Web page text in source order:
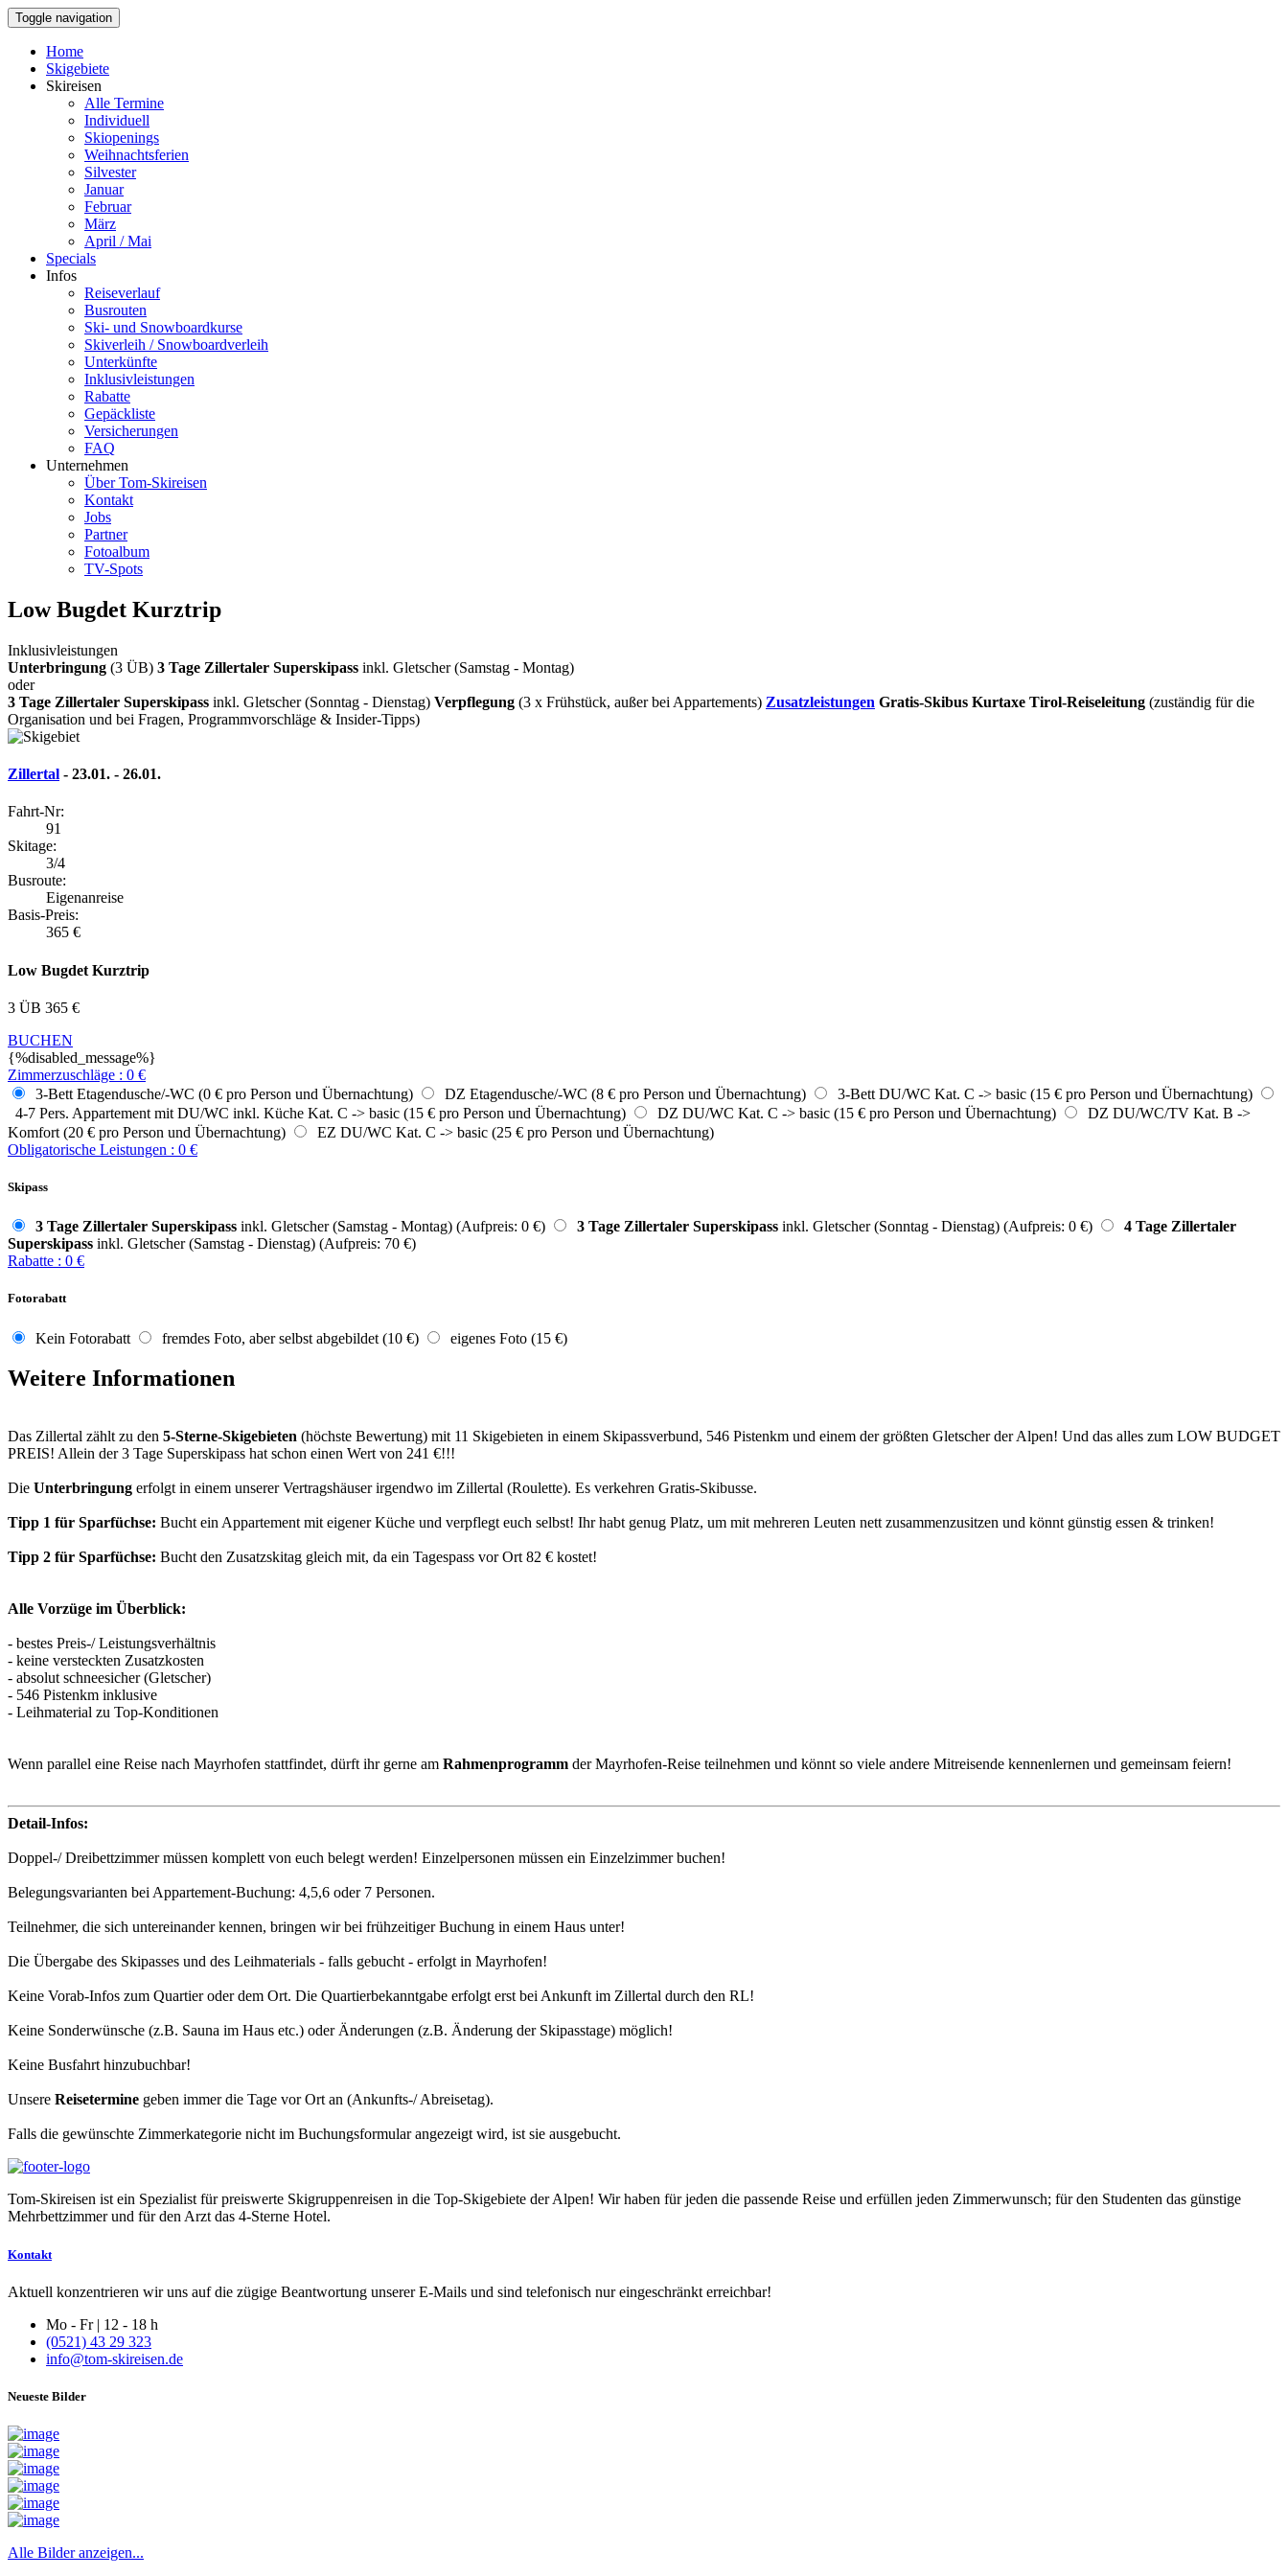
Toggle navigation
Home
Skigebiete
Skireisen
Alle Termine
Individuell
Skiopenings
Weihnachtsferien
Silvester
Januar
Februar
März
April / Mai
Specials
Infos
Reiseverlauf
Busrouten
Ski- und Snowboardkurse
Skiverleih / Snowboardverleih
Unterkünfte
Inklusivleistungen
Rabatte
Gepäckliste
Versicherungen
FAQ
Unternehmen
Über Tom-Skireisen
Kontakt
Jobs
Partner
Fotoalbum
TV-Spots
Low Bugdet Kurztrip
Inklusivleistungen
Unterbringung (3 ÜB) 3 Tage Zillertaler Superskipass inkl. Gletscher (Samstag - Montag)
oder
3 Tage Zillertaler Superskipass inkl. Gletscher (Sonntag - Dienstag) Verpflegung (3 x Frühstück, außer bei Appartements) Zusatzleistungen Gratis-Skibus Kurtaxe Tirol-Reiseleitung (zuständig für die
Organisation und bei Fragen, Programmvorschläge & Insider-Tipps)
Zillertal - 23.01. - 26.01.
Fahrt-Nr:
91
Skitage:
3/4
Busroute:
Eigenanreise
Basis-Preis:
365 €
Low Bugdet Kurztrip
3 ÜB 365 €
BUCHEN
{%disabled_message%}
Zimmerzuschläge : 0 €
3-Bett Etagendusche/-WC (0 € pro Person und Übernachtung)
DZ Etagendusche/-WC (8 € pro Person und Übernachtung)
3-Bett DU/WC Kat. C -> basic (15 € pro Person und Übernachtung)
4-7 Pers. Appartement mit DU/WC inkl. Küche Kat. C -> basic (15 € pro Person und Übernachtung)
DZ DU/WC Kat. C -> basic (15 € pro Person und Übernachtung)
DZ DU/WC/TV Kat. B ->
Komfort (20 € pro Person und Übernachtung)
EZ DU/WC Kat. C -> basic (25 € pro Person und Übernachtung)
Obligatorische Leistungen : 0 €
Skipass
3 Tage Zillertaler Superskipass inkl. Gletscher (Samstag - Montag) (Aufpreis: 0 €) 3 Tage Zillertaler Superskipass inkl. Gletscher (Sonntag - Dienstag) (Aufpreis: 0 €)
4 Tage Zillertaler
Superskipass inkl. Gletscher (Samstag - Dienstag) (Aufpreis: 70 €)
Rabatte : 0 €
Fotorabatt
Kein Fotorabatt fremdes Foto, aber selbst abgebildet (10 €) eigenes Foto (15 €)
Weitere Informationen
Das Zillertal zählt zu den 5-Sterne-Skigebieten (höchste Bewertung) mit 11 Skigebieten in einem Skipassverbund, 546 Pistenkm und einem der größten Gletscher der Alpen! Und das alles zum LOW BUDGET
PREIS! Allein der 3 Tage Superskipass hat schon einen Wert von 241 €!!!
Die Unterbringung erfolgt in einem unserer Vertragshäuser irgendwo im Zillertal (Roulette). Es verkehren Gratis-Skibusse.
Tipp 1 für Sparfüchse: Bucht ein Appartement mit eigener Küche und verpflegt euch selbst! Ihr habt genug Platz, um mit mehreren Leuten nett zusammenzusitzen und könnt günstig essen & trinken!
Tipp 2 für Sparfüchse: Bucht den Zusatzskitag gleich mit, da ein Tagespass vor Ort 82 € kostet!
Alle Vorzüge im Überblick:
- bestes Preis-/ Leistungsverhältnis
- keine versteckten Zusatzkosten
- absolut schneesicher (Gletscher)
- 546 Pistenkm inklusive
- Leihmaterial zu Top-Konditionen
Wenn parallel eine Reise nach Mayrhofen stattfindet, dürft ihr gerne am Rahmenprogramm der Mayrhofen-Reise teilnehmen und könnt so viele andere Mitreisende kennenlernen und gemeinsam feiern!
Detail-Infos:
Doppel-/ Dreibettzimmer müssen komplett von euch belegt werden! Einzelpersonen müssen ein Einzelzimmer buchen!
Belegungsvarianten bei Appartement-Buchung: 4,5,6 oder 7 Personen.
Teilnehmer, die sich untereinander kennen, bringen wir bei frühzeitiger Buchung in einem Haus unter!
Die Übergabe des Skipasses und des Leihmaterials - falls gebucht - erfolgt in Mayrhofen!
Keine Vorab-Infos zum Quartier oder dem Ort. Die Quartierbekanntgabe erfolgt erst bei Ankunft im Zillertal durch den RL!
Keine Sonderwünsche (z.B. Sauna im Haus etc.) oder Änderungen (z.B. Änderung der Skipasstage) möglich!
Keine Busfahrt hinzubuchbar!
Unsere Reisetermine geben immer die Tage vor Ort an (Ankunfts-/ Abreisetag).
Falls die gewünschte Zimmerkategorie nicht im Buchungsformular angezeigt wird, ist sie ausgebucht.
Tom-Skireisen ist ein Spezialist für preiswerte Skigruppenreisen in die Top-Skigebiete der Alpen! Wir haben für jeden die passende Reise und erfüllen jeden Zimmerwunsch; für den Studenten das günstige
Mehrbettzimmer und für den Arzt das 4-Sterne Hotel.
Kontakt
Aktuell konzentrieren wir uns auf die zügige Beantwortung unserer E-Mails und sind telefonisch nur eingeschränkt erreichbar!
Mo - Fr | 12 - 18 h
(0521) 43 29 323
info@tom-skireisen.de
Neueste Bilder
Alle Bilder anzeigen...